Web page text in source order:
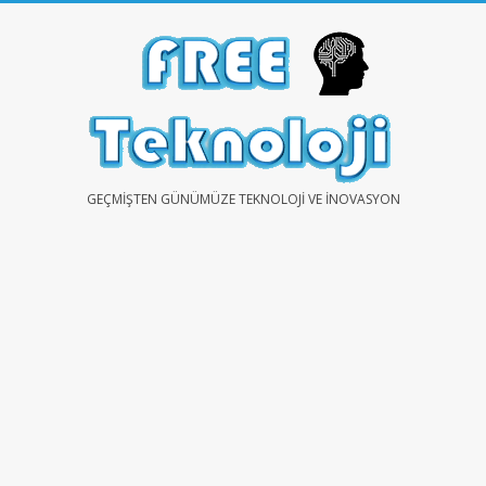
FREEGEÇMIŞTEN GÜNÜMÜZE TEKNOLOJI VE İNOVASYON